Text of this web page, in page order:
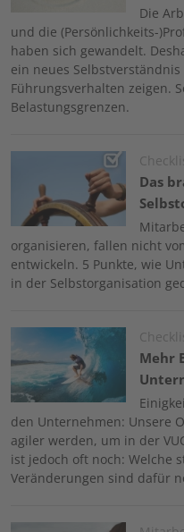
Die
und die (Persönlichkeits-
haben sich gewandelt.
ein neues
Führungsverhalten zeigen.
Belastungsgrenzen.
Das
organisieren, fallen nicht
entwickeln. 5 Punkte, wie
in der Selbstorganisation
Mehr
den Unternehmen: Unsere
agiler werden, um in der
ist jedoch oft noch: Welche
Veränderungen sind dafür